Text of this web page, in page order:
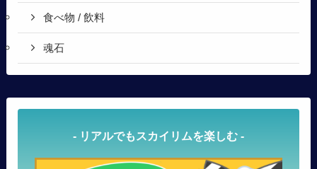
食べ物 / 飲料
魂石
- リアルでもスカイリムを楽しむ -